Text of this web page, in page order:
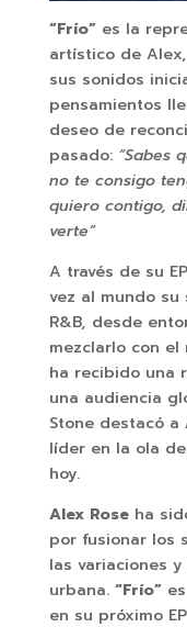
“Frío” es la
artístico de
sus sonidos
pensamientos
deseo de
pasado: “Sabes
no te consigo
quiero contigo,
verte”
A través de su EP
vez al mundo
R&B, desde
mezclarlo con
ha recibido una
una audiencia
Stone destacó a
líder en la ola
hoy.
Alex Roseha
por fusionar los
las variaciones
urbana. “Frío”es
en su próximo EP